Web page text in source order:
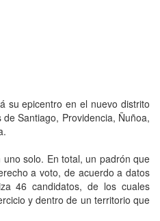
su epicentro en el nuevo distrito
Santiago, Providencia, Ñuñoa,
solo. En total, un padrón que
a voto, de acuerdo a datos
46 candidatos, de los cuales
y dentro de un territorio que